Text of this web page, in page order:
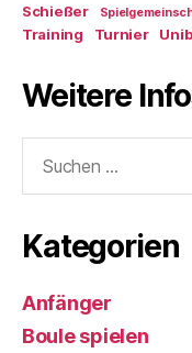
Schießer
Training
Turnier
Weitere
nach:
Kategorien
Anfänger
Boule spielen